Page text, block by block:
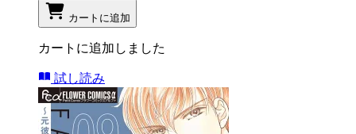
カートに追加
カートに追加しました
試し読み